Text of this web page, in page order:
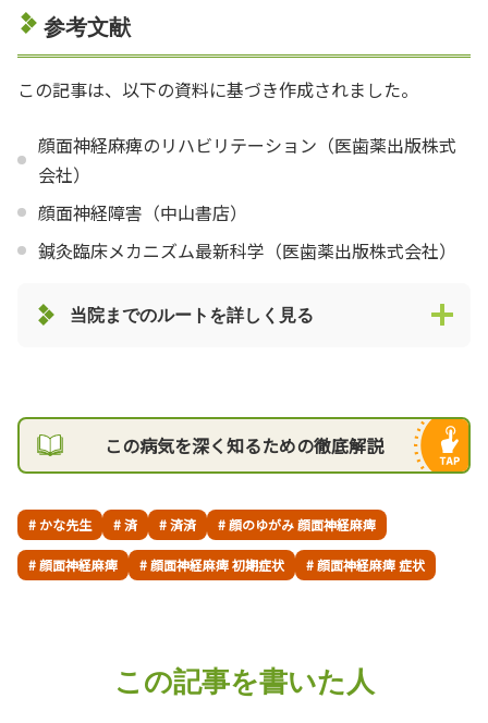
参考文献
この記事は、以下の資料に基づき作成されました。
顔面神経麻痺のリハビリテーション（医歯薬出版株式
会社）
顔面神経障害（中山書店）
鍼灸臨床メカニズム最新科学（医歯薬出版株式会社）
当院までのルートを詳しく見る
この病気を深く知るための徹底解説
# かな先生 # 済 # 済済 # 顔のゆがみ 顔面神経麻痺
# 顔面神経麻痺 # 顔面神経麻痺 初期症状 # 顔面神経麻痺 症状
この記事を書いた人